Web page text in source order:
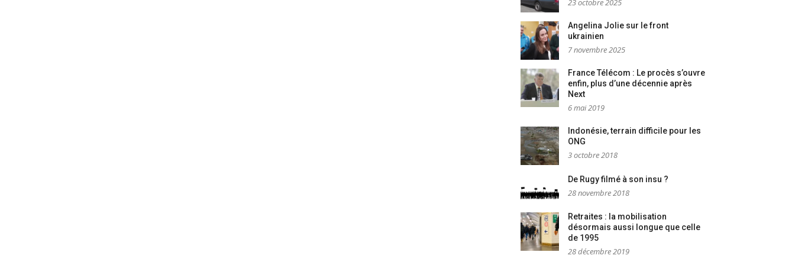
23 octobre 2025
Angelina Jolie sur le front
ukrainien
7 novembre 2025
France Télécom : Le procès s’ouvre
enfin, plus d’une décennie après
Next
6 mai 2019
Indonésie, terrain difficile pour les
ONG
3 octobre 2018
De Rugy filmé à son insu ?
28 novembre 2018
Retraites : la mobilisation
désormais aussi longue que celle
de 1995
28 décembre 2019